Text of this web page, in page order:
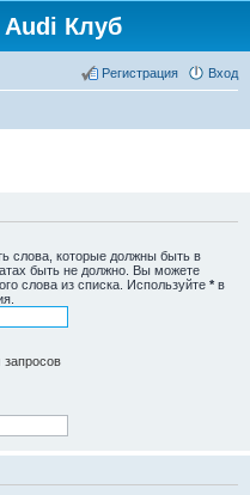
Audi Клуб
Вход
Регистрация
слова, которые должны быть в
быть не должно. Вы можете
слова из списка. Используйте * в
запросов